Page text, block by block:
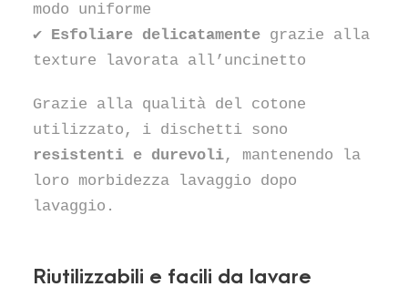
modo uniforme
✔ Esfoliare delicatamente grazie alla
texture lavorata all’uncinetto
Grazie alla qualità del cotone
utilizzato, i dischetti sono
resistenti e durevoli, mantenendo la
loro morbidezza lavaggio dopo
lavaggio.
Riutilizzabili e facili da lavare